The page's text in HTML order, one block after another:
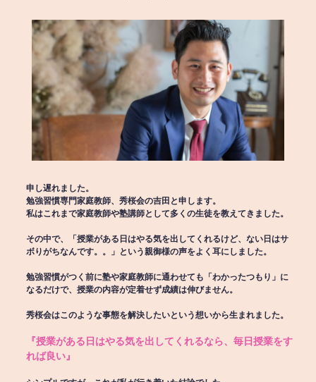
申し遅れました。
勉強習慣専門家庭教師、秀桜会の吉田と申します。
私はこれまで家庭教師や塾講師として多くの生徒を教えてきました。
その中で、「授業がある日はやる気を出してくれるけど、ない日はサ
ボりがちなんです。。」という親御様の声をよく耳にしました。
勉強習慣がつく前に塾や家庭教師に通わせても「わかったつもり」に
なるだけで、授業の内容が定着せず成績は伸びません。
秀桜会はこのような事態を解決したいという想いから生まれました。
『授業がある日はやる気を出してくれるなら、毎日授業をす
れば良い』